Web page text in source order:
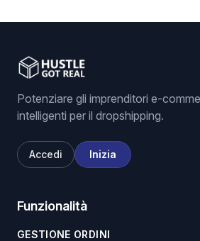
Potenziare gli imprenditori e-
intelligenti per il dropshipping.
Accedi Inizia
Funzionalità
GESTIONE ORDINI